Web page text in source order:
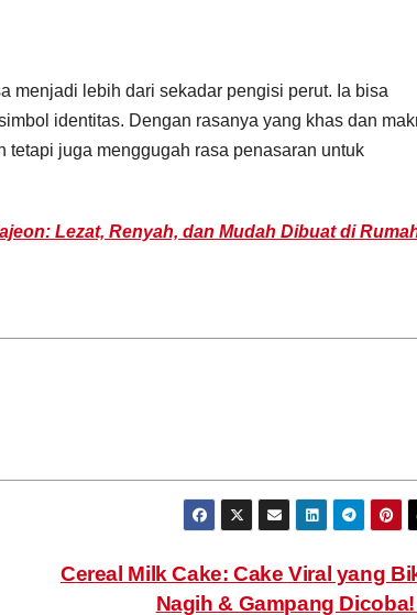
menjadi lebih dari sekadar pengisi perut. Ia bisa
identitas. Dengan rasanya yang khas dan
juga menggugah rasa penasaran untuk
Lezat, Renyah, dan Mudah Dibuat di
Cereal Milk Cake: Cake Viral yang
Nagih & Gampang Dicoba!